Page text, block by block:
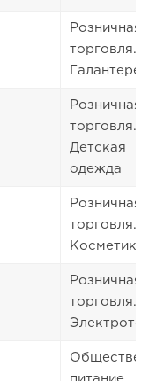
Розничная
торговля.
Галантерея
Розничная
торговля.
Детская
одежда
Розничная
торговля.
Косметика
Розничная
торговля.
питание